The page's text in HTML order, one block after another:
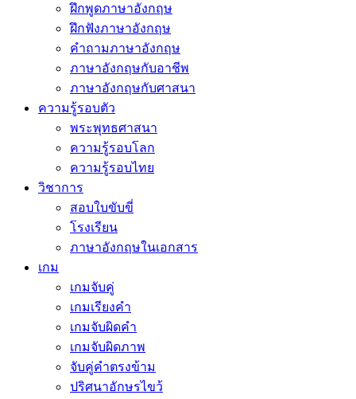
ฝึกพูดภาษาอังกฤษ
ฝึกฟังภาษาอังกฤษ
คำถามภาษาอังกฤษ
ภาษาอังกฤษกับอาชีพ
ภาษาอังกฤษกับศาสนา
ความรู้รอบตัว
พระพุทธศาสนา
ความรู้รอบโลก
ความรู้รอบไทย
วิชาการ
สอบใบขับขี่
โรงเรียน
ภาษาอังกฤษในเอกสาร
เกม
เกมจับคู่
เกมเรียงคำ
เกมจับผิดคำ
เกมจับผิดภาพ
จับคู่คำตรงข้าม
ปริศนาอักษรไขว้